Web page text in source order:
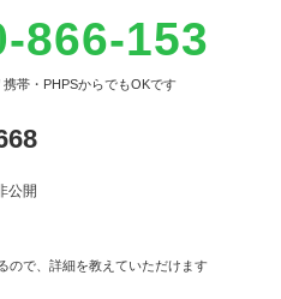
866-153
帯・PHPSからでもOKです
公開
ので、詳細を教えていただけます